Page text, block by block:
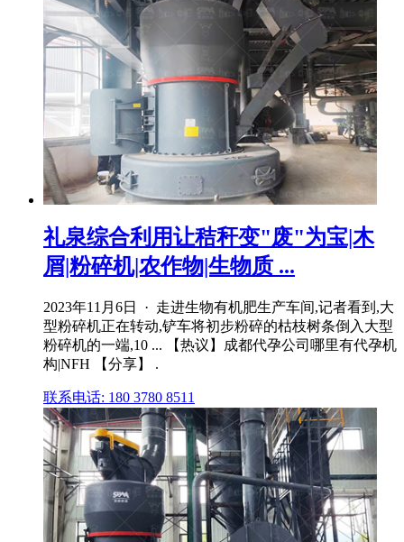
礼泉综合利用让秸秆变"废"为宝|木
屑|粉碎机|农作物|生物质 ...
2023年11月6日 · 走进生物有机肥生产车间,记者看到,大
型粉碎机正在转动,铲车将初步粉碎的枯枝树条倒入大型
粉碎机的一端,10 ... 【热议】成都代孕公司哪里有代孕机
构|NFH 【分享】 .
联系电话: 180 3780 8511